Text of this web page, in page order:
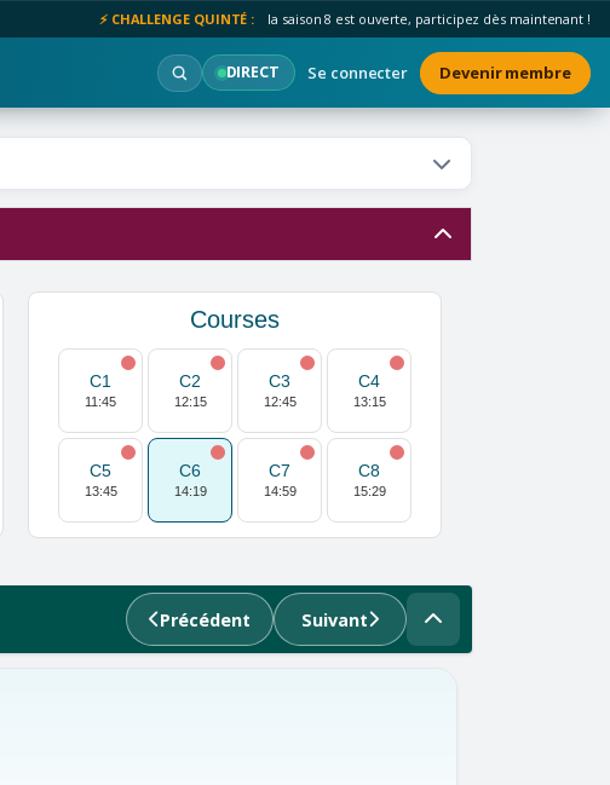
⚡ CHALLENGE QUINTÉ : la saison 8 est ouverte, participez dès maintenant !
DIRECT Se connecter Devenir membre
Courses
C1
11:45
C2
12:15
C3
12:45
C4
13:15
C5
13:45
C6
14:19
C7
14:59
C8
15:29
Précédent Suivant